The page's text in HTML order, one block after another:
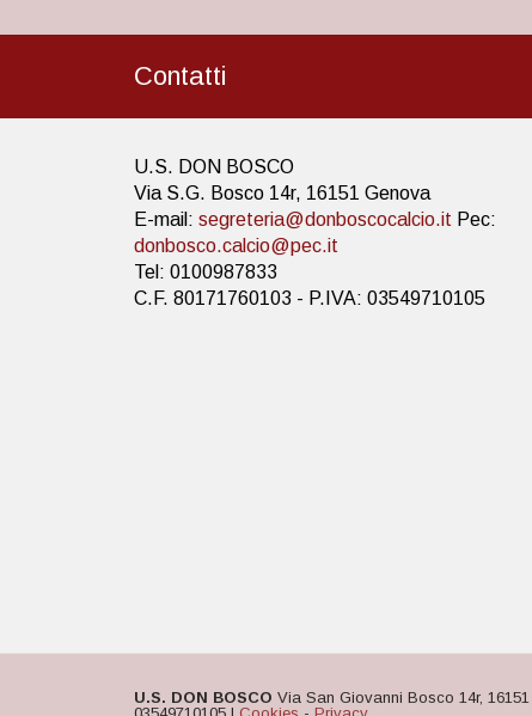
Contatti
U.S. DON BOSCO
Via S.G. Bosco 14r, 16151 Genova
E-mail: segreteria@donboscocalcio.it Pec:
donbosco.calcio@pec.it
Tel: 0100987833
C.F. 80171760103 - P.IVA: 03549710105
U.S. DON BOSCO Via San Giovanni Bosco 14r,